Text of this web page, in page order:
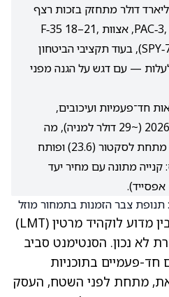
שיא של 179 מיליארד דולר מתחזק בזכות רצף
זכיות משמעותיות (PAC‑3, CH‑53K, אצוות F‑35 18–21,
IFPC, תמיכת F‑16 ומכ״מי SPY‑7), בעוד תקציבי הביטחון
— עם דגש על הגנה מפני
חד־פעמיות ועיכובים,
הרווחיות צפויה להתנרמל ב‑2026 (~29 דולר למניה), מה
שמציב מכפיל עתידי כ‑16.5 מתחת לסקטור (23.6) ופותח
קנייה מתונה עם מחיר יעד
מדוע לוקהיד מרטין (LMT)
לא נכון. הסנטימנט סביב
חד-פעמיים בתוכניות
זאת, מתחת לפני השטח, העסק